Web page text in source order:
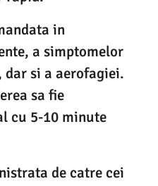
in
a simptomelor
si a aerofagiei.
sa fie
cu 5-10 minute
de catre cei